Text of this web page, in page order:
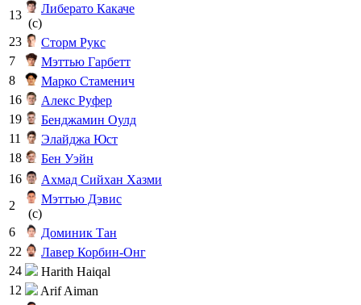
13
Либерато Какаче
(c)
23
Сторм Рукс
7
Мэттью Гарбетт
8
Марко Стаменич
16
Алекс Руфер
19
Бенджамин Оулд
11
Элайджа Юст
18
Бен Уэйн
16
Ахмад Сийхан Хазми
2
Мэттью Дэвис
(c)
6
Доминик Тан
22
Лавер Корбин-Онг
24
Harith Haiqal
12
Arif Aiman